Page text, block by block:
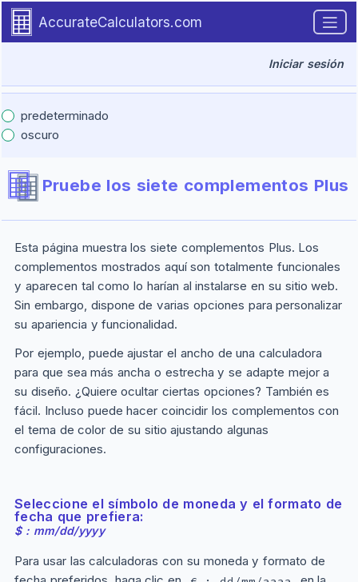
Skip to main content.
AccurateCalculators.com
Iniciar sesión
predeterminado
oscuro
Pruebe los siete complementos Plus
Introduction
Esta página muestra los siete complementos Plus. Los
complementos mostrados aquí son totalmente funcionales
y aparecen tal como lo harían al instalarse en su sitio web.
Sin embargo, dispone de varias opciones para personalizar
su apariencia y funcionalidad.
Por ejemplo, puede ajustar el ancho de una calculadora
para que sea más ancha o estrecha y se adapte mejor a
su diseño. ¿Quiere ocultar ciertas opciones? También es
fácil. Incluso puede hacer coincidir los complementos con
el tema de color de su sitio ajustando algunas
configuraciones.
Seleccione el símbolo de moneda y el formato de
fecha que prefiera:
$ : mm/dd/yyyy
Para usar las calculadoras con su moneda y formato de